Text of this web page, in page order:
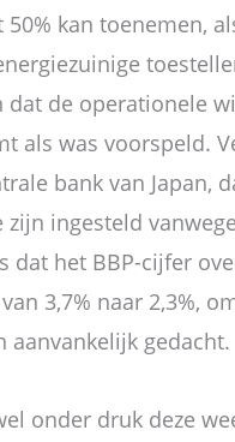
kan toenemen,
dat de operationele
als was voorspeld.
bank van Japan,
ingesteld
dat het BBP-cijfer
3,7% naar 2,3%,
aanvankelijk gedacht.
onder druk deze